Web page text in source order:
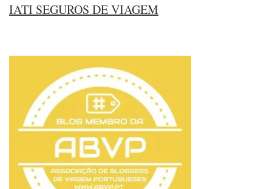
IATI SEGUROS DE VIAGEM